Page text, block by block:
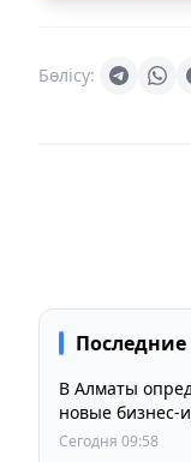
Бөлісу:
Последние
В Алматы
новые бизнес-
Сегодня 09:58